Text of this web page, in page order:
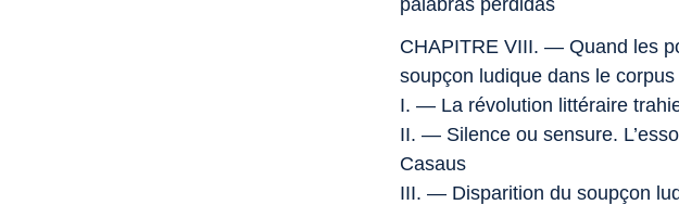
palabras perdidas
CHAPITRE VIII. — Quand les
soupçon ludique dans le
I. — La révolution littéraire
II. — Silence ou sensure.
Casaus
III. — Disparition du soupçon